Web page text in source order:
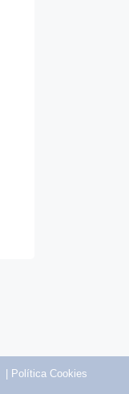
| Política Cookies